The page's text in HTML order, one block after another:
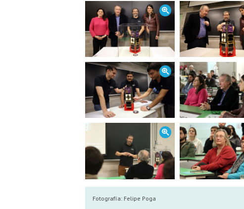
Fotografía: Felipe Poga